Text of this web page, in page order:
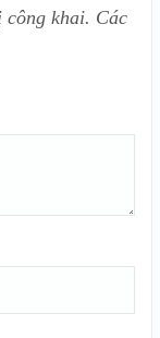
công khai. Các